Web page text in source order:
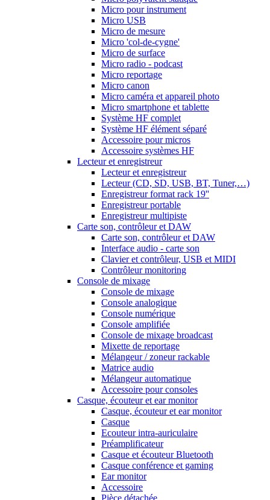
Micro pour instrument
Micro USB
Micro de mesure
Micro 'col-de-cygne'
Micro de surface
Micro radio - podcast
Micro reportage
Micro canon
Micro caméra et appareil photo
Micro smartphone et tablette
Système HF complet
Système HF élément séparé
Accessoire pour micros
Accessoire systèmes HF
Lecteur et enregistreur
Lecteur et enregistreur
Lecteur (CD, SD, USB, BT, Tuner,…)
Enregistreur format rack 19''
Enregistreur portable
Enregistreur multipiste
Carte son, contrôleur et DAW
Carte son, contrôleur et DAW
Interface audio - carte son
Clavier et contrôleur, USB et MIDI
Contrôleur monitoring
Console de mixage
Console de mixage
Console analogique
Console numérique
Console amplifiée
Console de mixage broadcast
Mixette de reportage
Mélangeur / zoneur rackable
Matrice audio
Mélangeur automatique
Accessoire pour consoles
Casque, écouteur et ear monitor
Casque, écouteur et ear monitor
Casque
Ecouteur intra-auriculaire
Préamplificateur
Casque et écouteur Bluetooth
Casque conférence et gaming
Ear monitor
Accessoire
Pièce détachée